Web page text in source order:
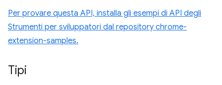
Per provare questa API, installa gli esempi di API degli
Strumenti per sviluppatori dal repository chrome-
extension-samples.
Tipi